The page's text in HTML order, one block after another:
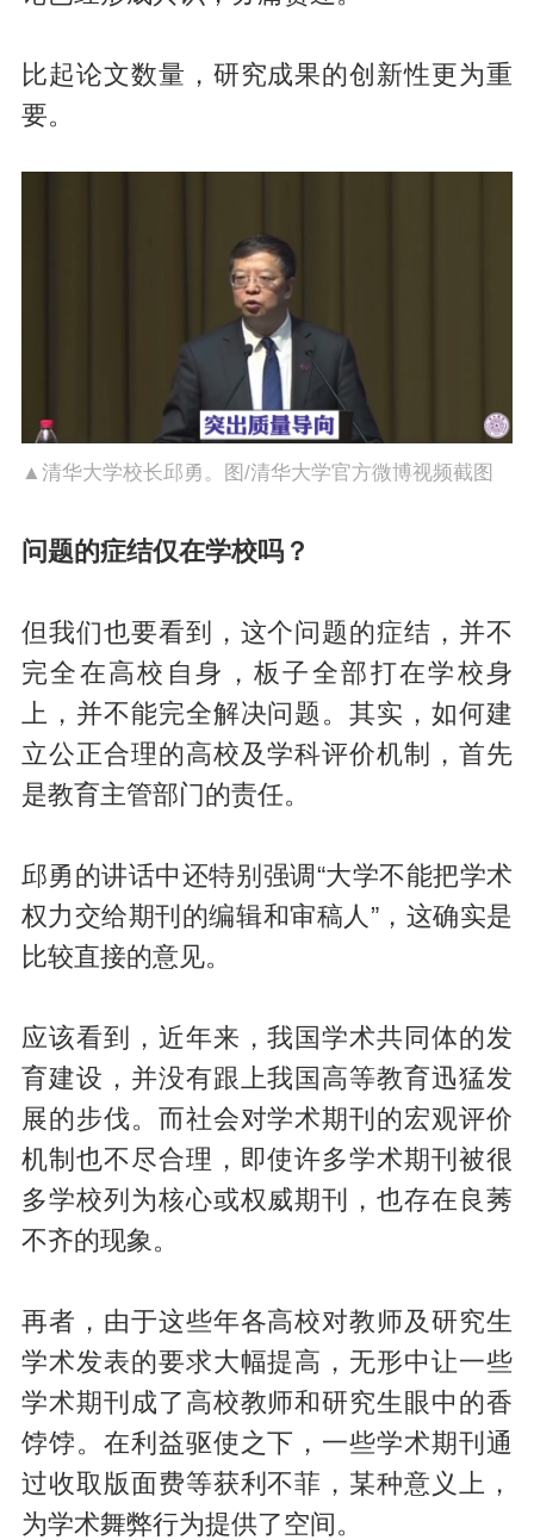
比起论文数量，研究成果的创新性更为重
要。
▲清华大学校长邱勇。图/清华大学官方微博视频截图
问题的症结仅在学校吗？
但我们也要看到，这个问题的症结，并不
完全在高校自身，板子全部打在学校身
上，并不能完全解决问题。其实，如何建
立公正合理的高校及学科评价机制，首先
是教育主管部门的责任。
邱勇的讲话中还特别强调“大学不能把学术
权力交给期刊的编辑和审稿人”，这确实是
比较直接的意见。
应该看到，近年来，我国学术共同体的发
育建设，并没有跟上我国高等教育迅猛发
展的步伐。而社会对学术期刊的宏观评价
机制也不尽合理，即使许多学术期刊被很
多学校列为核心或权威期刊，也存在良莠
不齐的现象。
再者，由于这些年各高校对教师及研究生
学术发表的要求大幅提高，无形中让一些
学术期刊成了高校教师和研究生眼中的香
饽饽。在利益驱使之下，一些学术期刊通
过收取版面费等获利不菲，某种意义上，
为学术舞弊行为提供了空间。